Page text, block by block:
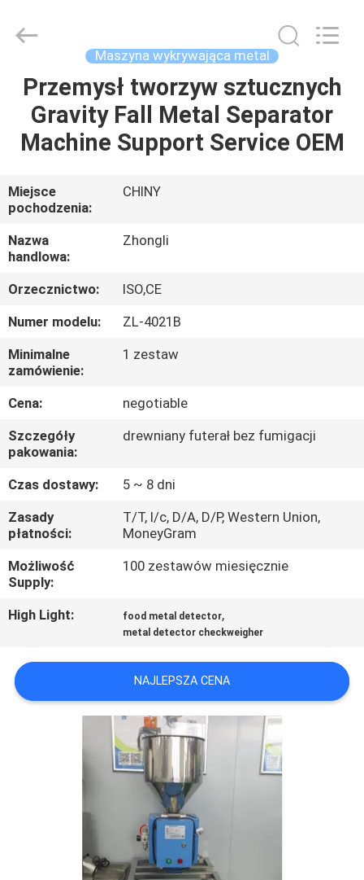
DOM
PRODUKTY
FILMY
O
NAS
WYCIECZKA
PO
FABRYCE
KONTROLA
JAKOŚCI
SKONTAKTUJ
SIĘ
Z
NAMI
AKTUALNOŚCI
POPROSIĆ
WYCENĘ
Technology
Rights
Reserved.
Maszyna wykrywająca metal
Przemysł tworzyw sztucznych
Gravity Fall Metal Separator
Machine Support Service OEM
Miejsce
pochodzenia:
CHINY
Nazwa
handlowa:
Zhongli
Orzecznictwo:
ISO,CE
Numer modelu:
ZL-4021B
Minimalne
zamówienie:
1 zestaw
Cena:
negotiable
Szczegóły
pakowania:
drewniany futerał bez fumigacji
Czas dostawy:
5 ~ 8 dni
Zasady
płatności:
T/T, l/c, D/A, D/P, Western Union,
MoneyGram
Możliwość
Supply:
100 zestawów miesięcznie
High Light: food metal detector,
metal detector checkweigher
NAJLEPSZA CENA